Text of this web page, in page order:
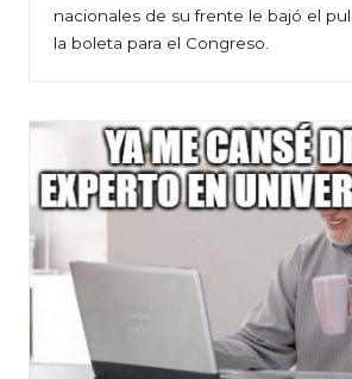
nacionales de su frente le bajó el
la boleta para el Congreso.